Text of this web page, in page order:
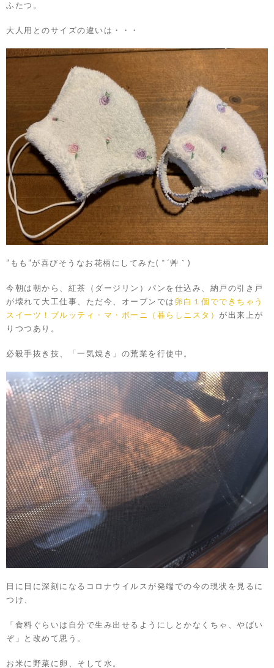
ふたつ。
大人用とのサイズの違いは・・・
”もも”が喜びそうなお花柄にしてみた( *´艸｀)
今朝は朝から、紅茶（ダージリン）パンを仕込み、納戸の引き戸
が壊れて大工仕事、ただ今、オーブンでは 卵白１個でできちゃう
スイーツ！ブルッティ・マ・ボーニ（暮らしニスタ） が出来上が
りつつあり。
必殺手抜き技、「一気焼き」の荒業を行使中。
日に日に深刻になるコロナウイルスが発端での今の現状を見るに
つけ、
「食料ぐらいは自分で生み出せるようにしとかなくちゃ、やばい
ぞ」と改めて思う。
お米に野菜に卵、そして水。